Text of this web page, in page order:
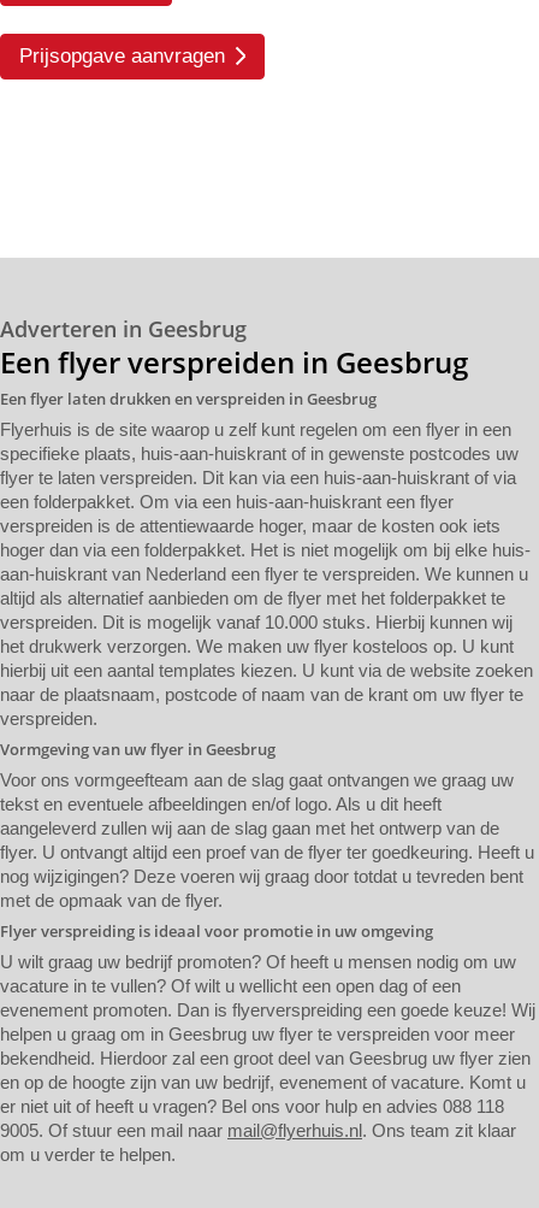
Prijsopgave aanvragen
Adverteren in Geesbrug
Een flyer verspreiden in Geesbrug
Een flyer laten drukken en verspreiden in Geesbrug
Flyerhuis is de site waarop u zelf kunt regelen om een flyer in een
specifieke plaats, huis-aan-huiskrant of in gewenste postcodes uw
flyer te laten verspreiden. Dit kan via een huis-aan-huiskrant of via
een folderpakket. Om via een huis-aan-huiskrant een flyer
verspreiden is de attentiewaarde hoger, maar de kosten ook iets
hoger dan via een folderpakket. Het is niet mogelijk om bij elke huis-
aan-huiskrant van Nederland een flyer te verspreiden. We kunnen u
altijd als alternatief aanbieden om de flyer met het folderpakket te
verspreiden. Dit is mogelijk vanaf 10.000 stuks. Hierbij kunnen wij
het drukwerk verzorgen. We maken uw flyer kosteloos op. U kunt
hierbij uit een aantal templates kiezen. U kunt via de website zoeken
naar de plaatsnaam, postcode of naam van de krant om uw flyer te
verspreiden.
Vormgeving van uw flyer in Geesbrug
Voor ons vormgeefteam aan de slag gaat ontvangen we graag uw
tekst en eventuele afbeeldingen en/of logo. Als u dit heeft
aangeleverd zullen wij aan de slag gaan met het ontwerp van de
flyer. U ontvangt altijd een proef van de flyer ter goedkeuring. Heeft u
nog wijzigingen? Deze voeren wij graag door totdat u tevreden bent
met de opmaak van de flyer.
Flyer verspreiding is ideaal voor promotie in uw omgeving
U wilt graag uw bedrijf promoten? Of heeft u mensen nodig om uw
vacature in te vullen? Of wilt u wellicht een open dag of een
evenement promoten. Dan is flyerverspreiding een goede keuze! Wij
helpen u graag om in Geesbrug uw flyer te verspreiden voor meer
bekendheid. Hierdoor zal een groot deel van Geesbrug uw flyer zien
en op de hoogte zijn van uw bedrijf, evenement of vacature. Komt u
er niet uit of heeft u vragen? Bel ons voor hulp en advies 088 118
9005. Of stuur een mail naar mail@flyerhuis.nl. Ons team zit klaar
om u verder te helpen.